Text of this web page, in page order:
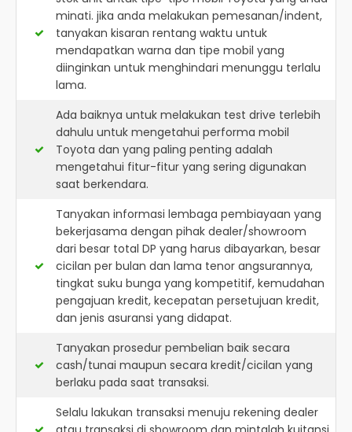
minati. jika anda melakukan pemesanan/indent,
tanyakan kisaran rentang waktu untuk
mendapatkan warna dan tipe mobil yang
diinginkan untuk menghindari menunggu terlalu
lama.
Ada baiknya untuk melakukan test drive terlebih
dahulu untuk mengetahui performa mobil
Toyota dan yang paling penting adalah
mengetahui fitur-fitur yang sering digunakan
saat berkendara.
Tanyakan informasi lembaga pembiayaan yang
bekerjasama dengan pihak dealer/showroom
dari besar total DP yang harus dibayarkan, besar
cicilan per bulan dan lama tenor angsurannya,
tingkat suku bunga yang kompetitif, kemudahan
pengajuan kredit, kecepatan persetujuan kredit,
dan jenis asuransi yang didapat.
Tanyakan prosedur pembelian baik secara
cash/tunai maupun secara kredit/cicilan yang
berlaku pada saat transaksi.
Selalu lakukan transaksi menuju rekening dealer